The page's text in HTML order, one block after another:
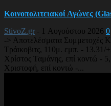
Κοινοπολιτειακοί Αγώνες
StivoZ.gr - 1 Αυγούστου 2026 0
-> Αποτελέσματα
Τράικοβιτς, 110μ. εμπ. -
Χρίστος Ταμάνης, επί κοντώ -
Χριστοφή, επί κοντώ -...